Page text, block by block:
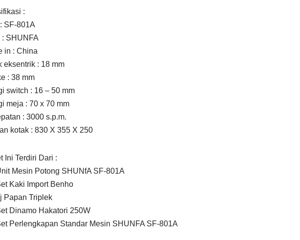
:
SF-801A
: SHUNFA
in : China
eksentrik : 18 mm
: 38 mm
switch : 16 – 50 mm
meja : 70 x 70 mm
: 3000 s.p.m.
kotak : 830 X 355 X 250
Ini Terdiri Dari :
Mesin Potong SHUNfA SF-801A
Kaki Import Benho
Papan Triplek
Dinamo Hakatori 250W
Perlengkapan Standar Mesin SHUNFA SF-801A